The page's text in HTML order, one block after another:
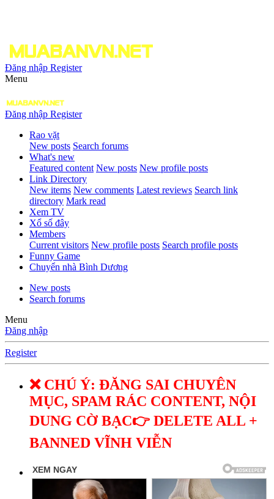
Đăng nhập Register
Menu
Đăng nhập Register
Rao vặt
New posts Search forums
What's new
Featured content New posts New profile posts
Link Directory
New items New comments Latest reviews Search link
directory Mark read
Xem TV
Xổ số đây
Members
Current visitors New profile posts Search profile posts
Funny Game
Chuyển nhà Bình Dương
New posts
Search forums
Menu
Đăng nhập
Register
❌ CHÚ Ý: ĐĂNG SAI CHUYÊN
MỤC, SPAM RÁC CONTENT, NỘI
DUNG CỜ BẠC👉 DELETE ALL +
BANNED VĨNH VIỄN